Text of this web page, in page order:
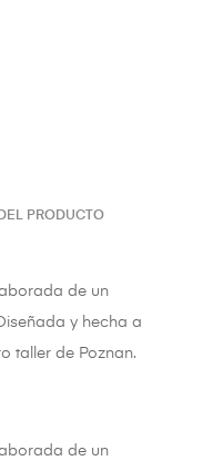
PRODUCTO
de un
y hecha a
taller de Poznan.
de un